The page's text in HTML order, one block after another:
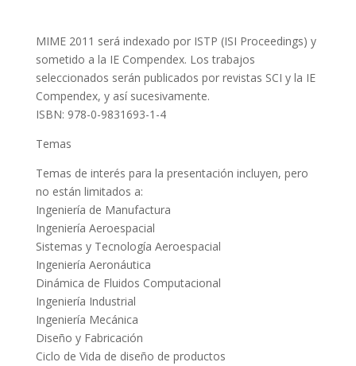
MIME 2011 será indexado por ISTP (ISI Proceedings) y
sometido a la IE Compendex. Los trabajos
seleccionados serán publicados por revistas SCI y la IE
Compendex, y así sucesivamente.
ISBN: 978-0-9831693-1-4
Temas
Temas de interés para la presentación incluyen, pero
no están limitados a:
Ingeniería de Manufactura
Ingeniería Aeroespacial
Sistemas y Tecnología Aeroespacial
Ingeniería Aeronáutica
Dinámica de Fluidos Computacional
Ingeniería Industrial
Ingeniería Mecánica
Diseño y Fabricación
Ciclo de Vida de diseño de productos